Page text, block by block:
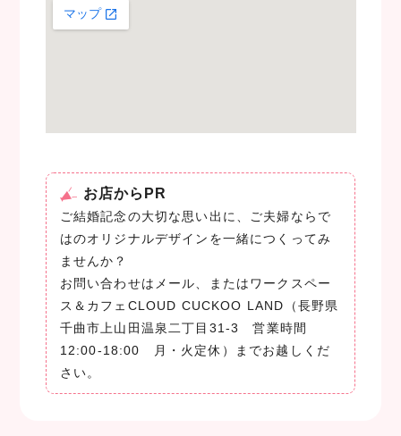
お店からPR
ご結婚記念の大切な思い出に、ご夫婦ならで
はのオリジナルデザインを一緒につくってみ
ませんか？
お問い合わせはメール、またはワークスペー
ス＆カフェCLOUD CUCKOO LAND（長野県
千曲市上山田温泉二丁目31-3 営業時間
12:00-18:00 月・火定休）までお越しくだ
さい。